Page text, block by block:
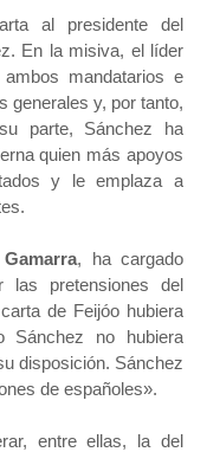
al presidente del
En la misiva, el líder
mandatarios e
generales y, por tanto,
parte, Sánchez ha
quien más apoyos
y le emplaza a
, ha cargado
las pretensiones del
de Feijóo hubiera
no hubiera
disposición. Sánchez
de españoles».
entre ellas, la del